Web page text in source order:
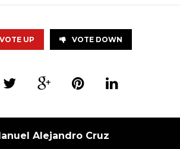
VOTE UP VOTE DOWN
Alejandro Cruz